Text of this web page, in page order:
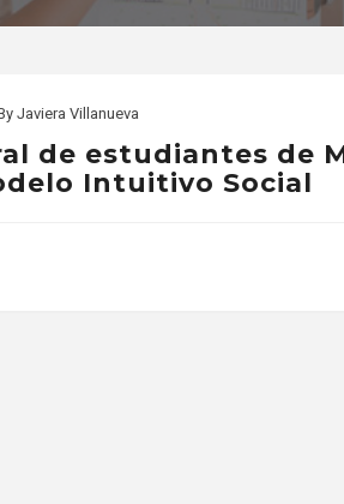
Javiera Villanueva
de estudiantes de
Intuitivo Social